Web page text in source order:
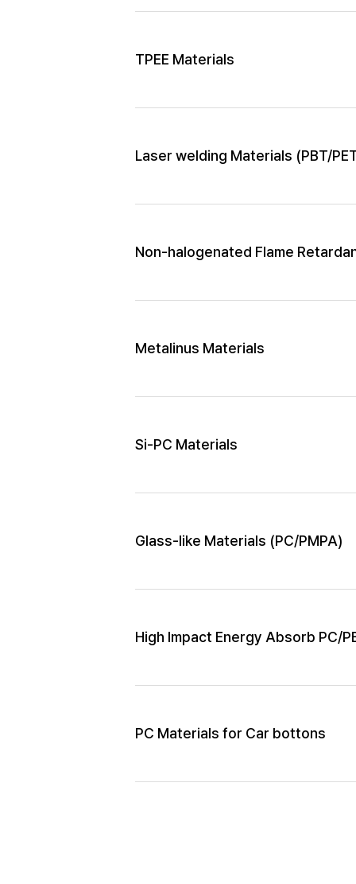
TPEE Materials
Laser welding Materials (PBT/
Non-halogenated Flame
Metalinus Materials
Si-PC Materials
Glass-like Materials (PC/PMPA)
High Impact Energy Absorb PC/
PC Materials for Car bottons